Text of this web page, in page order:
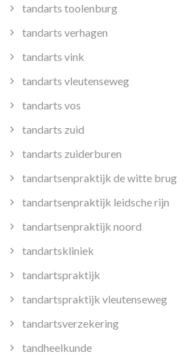
tandarts toolenburg
tandarts verhagen
tandarts vink
tandarts vleutenseweg
tandarts vos
tandarts zuid
tandarts zuiderburen
tandartsenpraktijk de witte brug
tandartsenpraktijk leidsche rijn
tandartsenpraktijk noord
tandartskliniek
tandartspraktijk
tandartspraktijk vleutenseweg
tandartsverzekering
tandheelkunde